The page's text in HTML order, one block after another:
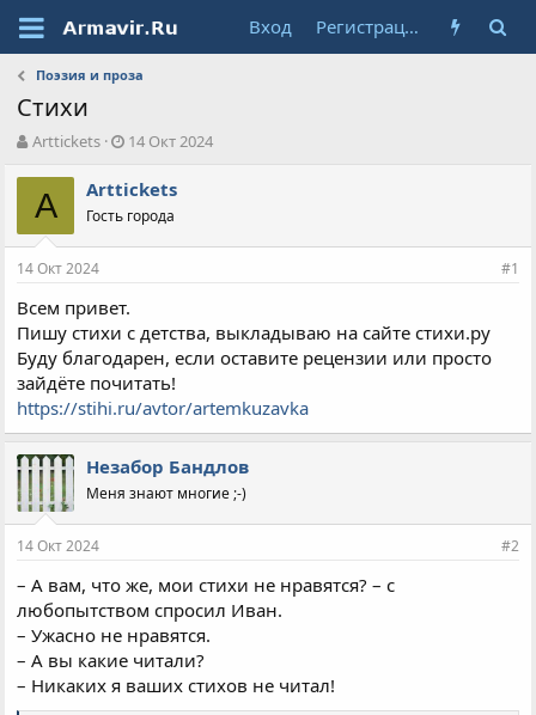
Вход Регистрация
Поэзия и проза
Стихи
А
т
о
т
е
ы
Arttickets
Д
т
н
а
л
а
14 Окт 2024
A Arttickets
Гость города
14 Окт 2024 #1
Всем привет.
Пишу стихи с детства, выкладываю на сайте стихи.ру
Буду благодарен, если оставите рецензии или просто
зайдёте почитать!
https://stihi.ru/avtor/artemkuzavka
Незабор Бандлов
Меня знают многие ;-)
14 Окт 2024 #2
– А вам, что же, мои стихи не нравятся? – с
любопытством спросил Иван.
– Ужасно не нравятся.
– А вы какие читали?
– Никаких я ваших стихов не читал!